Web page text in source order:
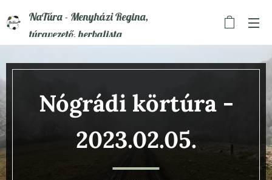
NaTúra - Menyházi Regina,
túravezető, herbalista
Nógrádi körtúra -
2023.02.05.